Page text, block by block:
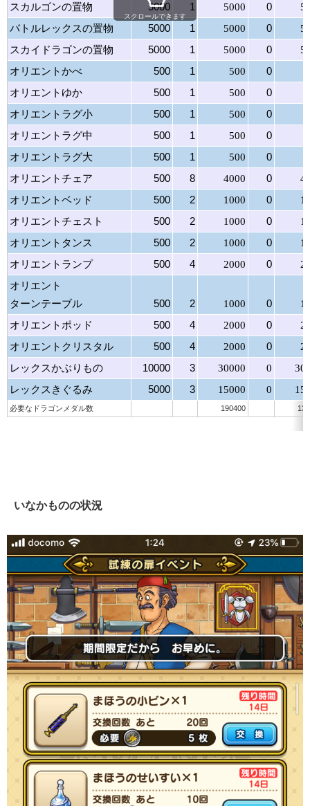
スカルゴンの置物
5000 1 5000 0
バトルレックスの置物
5000 1 5000 0
スカイドラゴンの置物
5000 1 5000 0
オリエントかべ
500 1 500 0
オリエントゆか
500 1 500 0
オリエントラグ小
500 1 500 0
オリエントラグ中
500 1 500 0
オリエントラグ大
500 1 500 0
オリエントチェア
500 8 4000 0
オリエントベッド
500 2 1000 0
オリエントチェスト
500 2 1000 0
オリエントタンス
500 2 1000 0
オリエントランプ
500 4 2000 0
オリエント
ターンテーブル
500 2 1000 0
オリエントポッド
500 4 2000 0
オリエントクリスタル
500 4 2000 0
レックスかぶりもの
10000 3 30000 0
レックスきぐるみ
5000 3 15000 0
必要なドラゴンメダル数 190400
スクロールできます
いなかものの状況